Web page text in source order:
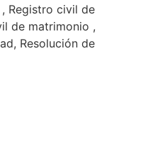
Registro civil de
de matrimonio ,
Resolución de